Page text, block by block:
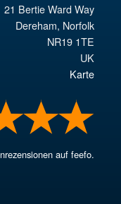
21 Bertie Ward Way
Dereham, Norfolk
NR19 1TE
UK
Karte
auf feefo.